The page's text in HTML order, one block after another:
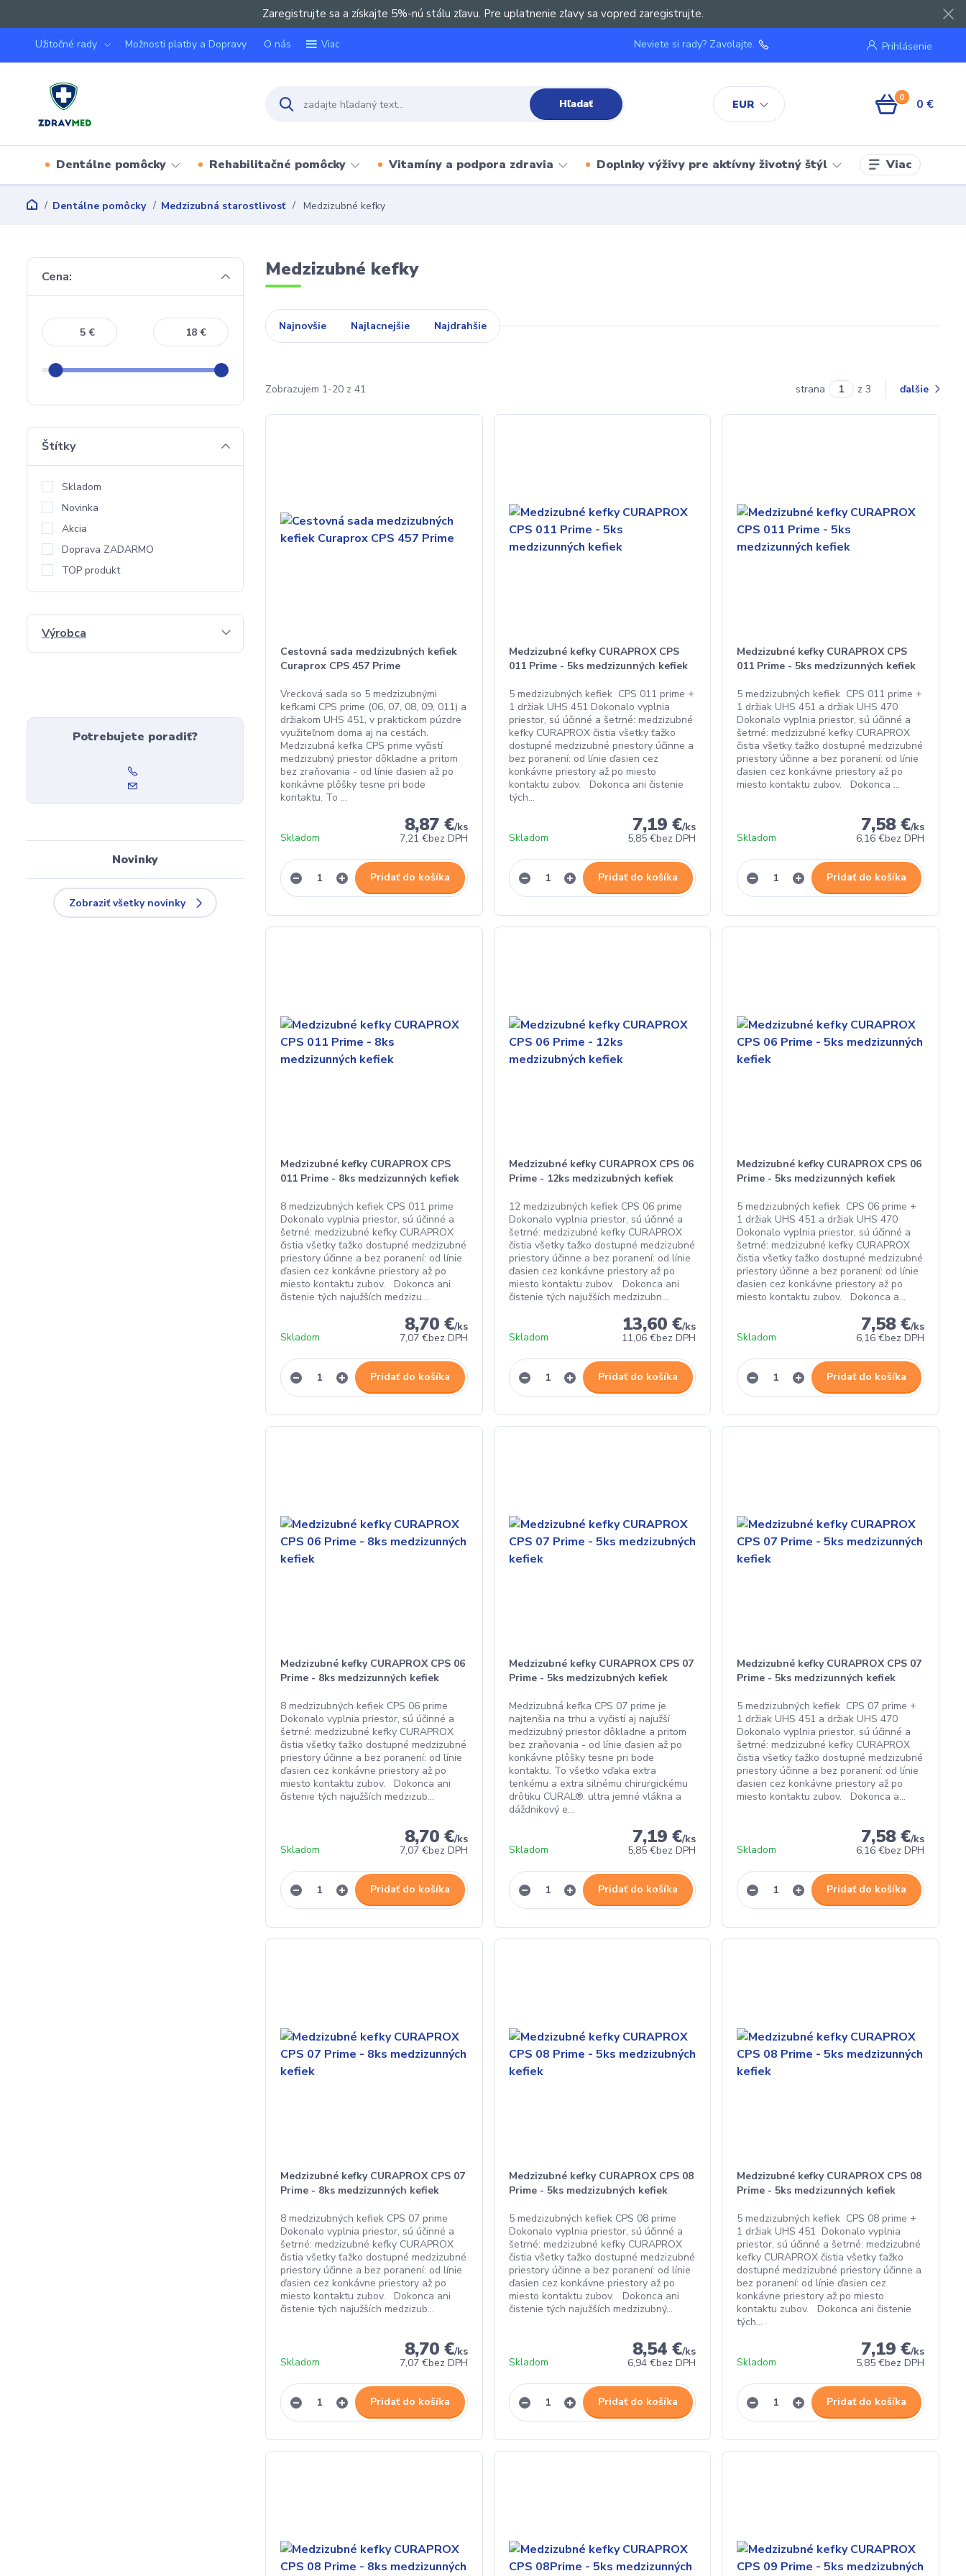
Zaregistrujte sa a získajte 5%-nú stálu zľavu. Pre uplatnenie zľavy sa vopred zaregistrujte.
Užitočné rady Možnosti platby a Dopravy O nás Viac
EUR
Prihlásenie
Hľadať
Neviete si rady? Zavolajte.
0 0 €
Dentálne pomôcky Rehabilitačné pomôcky Vitamíny a podpora zdravia Doplnky výživy pre aktívny životný štýl Viac
Dentálne pomôcky Medzizubná starostlivosť Medzizubné kefky
Medzizubné kefky
Najnovšie Najlacnejšie Najdrahšie
Zobrazujem 1-20 z 41 strana z 3 ďalšie
Cestovná sada medzizubných kefiek
Curaprox CPS 457 Prime
Vrecková sada so 5 medzizubnými
kefkami CPS prime (06, 07, 08, 09, 011) a
držiakom UHS 451, v praktickom púzdre
využiteľnom doma aj na cestách.
Medzizubná kefka CPS prime vyčistí
medzizubný priestor dôkladne a pritom
bez zraňovania - od línie ďasien až po
konkávne plôšky tesne pri bode
kontaktu. To ...
8,87 €/ks
7,21 €bez DPH
Skladom
Pridať do košíka
Medzizubné kefky CURAPROX CPS
011 Prime - 5ks medzizunných kefiek
5 medzizubných kefiek CPS 011 prime +
1 držiak UHS 451 Dokonalo vyplnia
priestor, sú účinné a šetrné: medzizubné
kefky CURAPROX čistia všetky ťažko
dostupné medzizubné priestory účinne a
bez poranení: od línie ďasien cez
konkávne priestory až po miesto
kontaktu zubov. Dokonca ani čistenie
tých...
7,19 €/ks
5,85 €bez DPH
Skladom
Pridať do košíka
Medzizubné kefky CURAPROX CPS
011 Prime - 5ks medzizunných kefiek
5 medzizubných kefiek CPS 011 prime +
1 držiak UHS 451 a držiak UHS 470
Dokonalo vyplnia priestor, sú účinné a
šetrné: medzizubné kefky CURAPROX
čistia všetky ťažko dostupné medzizubné
priestory účinne a bez poranení: od línie
ďasien cez konkávne priestory až po
miesto kontaktu zubov. Dokonca ...
7,58 €/ks
6,16 €bez DPH
Skladom
Pridať do košíka
Medzizubné kefky CURAPROX CPS
011 Prime - 8ks medzizunných kefiek
8 medzizubných kefiek CPS 011 prime
Dokonalo vyplnia priestor, sú účinné a
šetrné: medzizubné kefky CURAPROX
čistia všetky ťažko dostupné medzizubné
priestory účinne a bez poranení: od línie
ďasien cez konkávne priestory až po
miesto kontaktu zubov. Dokonca ani
čistenie tých najužších medzizu...
8,70 €/ks
7,07 €bez DPH
Skladom
Pridať do košíka
Medzizubné kefky CURAPROX CPS 06
Prime - 12ks medzizubných kefiek
12 medzizubných kefiek CPS 06 prime
Dokonalo vyplnia priestor, sú účinné a
šetrné: medzizubné kefky CURAPROX
čistia všetky ťažko dostupné medzizubné
priestory účinne a bez poranení: od línie
ďasien cez konkávne priestory až po
miesto kontaktu zubov. Dokonca ani
čistenie tých najužších medzizubn...
13,60 €/ks
11,06 €bez DPH
Skladom
Pridať do košíka
Medzizubné kefky CURAPROX CPS 06
Prime - 5ks medzizunných kefiek
5 medzizubných kefiek CPS 06 prime +
1 držiak UHS 451 a držiak UHS 470
Dokonalo vyplnia priestor, sú účinné a
šetrné: medzizubné kefky CURAPROX
čistia všetky ťažko dostupné medzizubné
priestory účinne a bez poranení: od línie
ďasien cez konkávne priestory až po
miesto kontaktu zubov. Dokonca a...
7,58 €/ks
6,16 €bez DPH
Skladom
Pridať do košíka
Medzizubné kefky CURAPROX CPS 06
Prime - 8ks medzizunných kefiek
8 medzizubných kefiek CPS 06 prime
Dokonalo vyplnia priestor, sú účinné a
šetrné: medzizubné kefky CURAPROX
čistia všetky ťažko dostupné medzizubné
priestory účinne a bez poranení: od línie
ďasien cez konkávne priestory až po
miesto kontaktu zubov. Dokonca ani
čistenie tých najužších medzizub...
8,70 €/ks
7,07 €bez DPH
Skladom
Pridať do košíka
Medzizubné kefky CURAPROX CPS 07
Prime - 5ks medzizubných kefiek
Medzizubná kefka CPS 07 prime je
najtenšia na trhu a vyčistí aj najužší
medzizubný priestor dôkladne a pritom
bez zraňovania - od línie ďasien až po
konkávne plôšky tesne pri bode
kontaktu. To všetko vďaka extra
tenkému a extra silnému chirurgickému
drôtiku CURAL®. ultra jemné vlákna a
dáždnikový e...
7,19 €/ks
5,85 €bez DPH
Skladom
Pridať do košíka
Medzizubné kefky CURAPROX CPS 07
Prime - 5ks medzizunných kefiek
5 medzizubných kefiek CPS 07 prime +
1 držiak UHS 451 a držiak UHS 470
Dokonalo vyplnia priestor, sú účinné a
šetrné: medzizubné kefky CURAPROX
čistia všetky ťažko dostupné medzizubné
priestory účinne a bez poranení: od línie
ďasien cez konkávne priestory až po
miesto kontaktu zubov. Dokonca a...
7,58 €/ks
6,16 €bez DPH
Skladom
Pridať do košíka
Medzizubné kefky CURAPROX CPS 07
Prime - 8ks medzizunných kefiek
8 medzizubných kefiek CPS 07 prime
Dokonalo vyplnia priestor, sú účinné a
šetrné: medzizubné kefky CURAPROX
čistia všetky ťažko dostupné medzizubné
priestory účinne a bez poranení: od línie
ďasien cez konkávne priestory až po
miesto kontaktu zubov. Dokonca ani
čistenie tých najužších medzizub...
8,70 €/ks
7,07 €bez DPH
Skladom
Pridať do košíka
Medzizubné kefky CURAPROX CPS 08
Prime - 5ks medzizubných kefiek
5 medzizubných kefiek CPS 08 prime
Dokonalo vyplnia priestor, sú účinné a
šetrné: medzizubné kefky CURAPROX
čistia všetky ťažko dostupné medzizubné
priestory účinne a bez poranení: od línie
ďasien cez konkávne priestory až po
miesto kontaktu zubov. Dokonca ani
čistenie tých najužších medzizubný...
8,54 €/ks
6,94 €bez DPH
Skladom
Pridať do košíka
Medzizubné kefky CURAPROX CPS 08
Prime - 5ks medzizunných kefiek
5 medzizubných kefiek CPS 08 prime +
1 držiak UHS 451 Dokonalo vyplnia
priestor, sú účinné a šetrné: medzizubné
kefky CURAPROX čistia všetky ťažko
dostupné medzizubné priestory účinne a
bez poranení: od línie ďasien cez
konkávne priestory až po miesto
kontaktu zubov. Dokonca ani čistenie
tých...
7,19 €/ks
5,85 €bez DPH
Skladom
Pridať do košíka
Cena:
€ €
Štítky
Skladom
Novinka
Akcia
Doprava ZADARMO
TOP produkt
Výrobca
Potrebujete poradiť?
Novinky
Zobraziť všetky novinky